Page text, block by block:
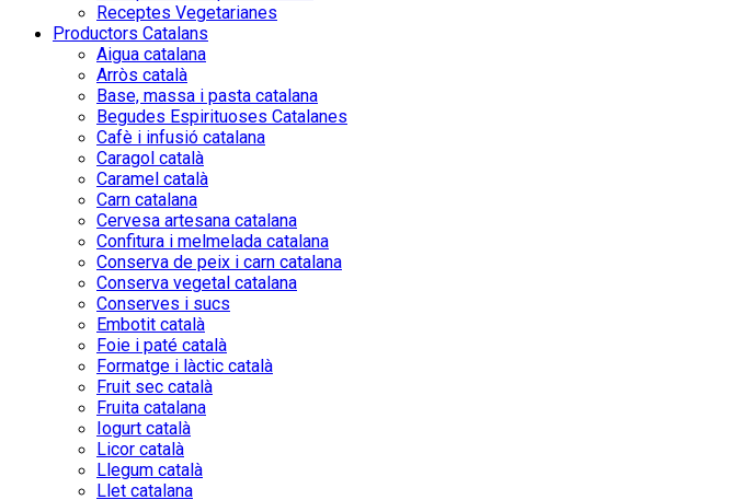
Receptes Vegetarianes
Productors Catalans
Aigua catalana
Arròs català
Base, massa i pasta catalana
Begudes Espirituoses Catalanes
Cafè i infusió catalana
Caragol català
Caramel català
Carn catalana
Cervesa artesana catalana
Confitura i melmelada catalana
Conserva de peix i carn catalana
Conserva vegetal catalana
Conserves i sucs
Embotit català
Foie i paté català
Formatge i làctic català
Fruit sec català
Fruita catalana
Iogurt català
Licor català
Llegum català
Llet catalana